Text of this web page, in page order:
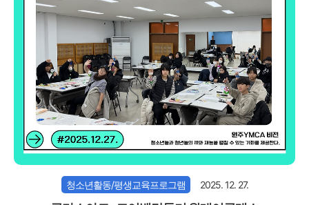
청소년활동/평생교육프로그램 2025. 12. 27.